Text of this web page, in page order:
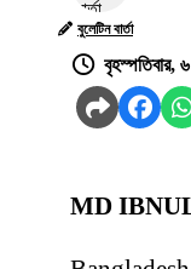
বুলেটিন বার্তা
MD